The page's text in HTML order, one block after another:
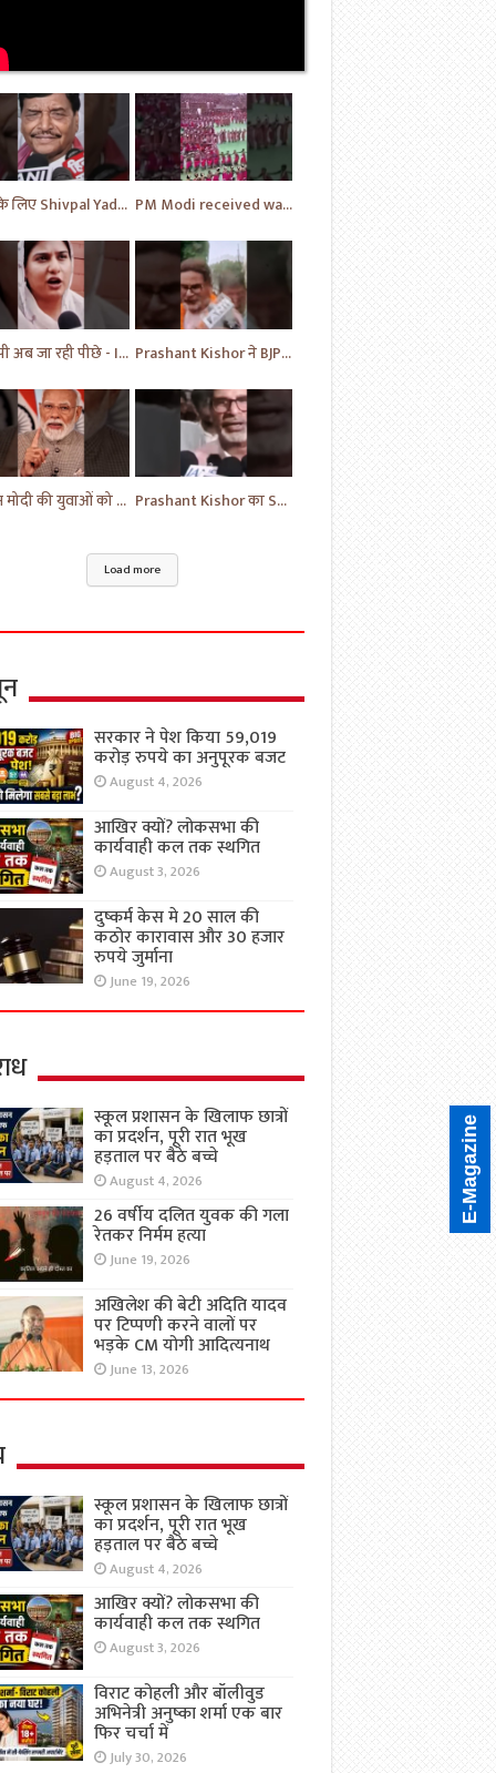
BJP के लिए Shivpal Yadav Yadav ने लगाया गंभीर आरोप | #samajwadiparty | Akhilesh Yadav | #shorts #yt PM Modi received warm welcome at Andhra Pradesh | News | BJP | #shorts #ytshorts #news
बीजेपी अब जा रही पीछे - Iqra Hassan | Samajwadi Party | Breaking News | Akhilesh Yadav |#shorts #yt Prashant Kishor ने BJP को लेकर दिया ये बयान | Breaking News | Bihar News | #shorts #yt #biharnews
पीएम मोदी की युवाओं को सलाह | PM Narendra Modi | BJP | #breakingnews #shorts #yt #news Prashant Kishor का Samrat Chaudhari पर बयान | Bihar News | BJP | #shorts #yt #breaking #news
Load more
सरकार ने पेश किया 59,019
करोड़ रुपये का अनुपूरक बजट
August 4, 2026
आखिर क्यों? लोकसभा की
कार्यवाही कल तक स्थगित
August 3, 2026
दुष्कर्म केस मे 20 साल की
कठोर कारावास और 30 हजार
रुपये जुर्माना
June 19, 2026
स्कूल प्रशासन के खिलाफ छात्रों
का प्रदर्शन, पूरी रात भूख
हड़ताल पर बैठे बच्चे
August 4, 2026
26 वर्षीय दलित युवक की गला
रेतकर निर्मम हत्या
June 19, 2026
अखिलेश की बेटी अदिति यादव
पर टिप्पणी करने वालों पर
भड़के CM योगी आदित्यनाथ
June 13, 2026
स्कूल प्रशासन के खिलाफ छात्रों
का प्रदर्शन, पूरी रात भूख
हड़ताल पर बैठे बच्चे
August 4, 2026
आखिर क्यों? लोकसभा की
कार्यवाही कल तक स्थगित
August 3, 2026
विराट कोहली और बॉलीवुड
अभिनेत्री अनुष्का शर्मा एक बार
फिर चर्चा में
July 30, 2026
E-Magazine